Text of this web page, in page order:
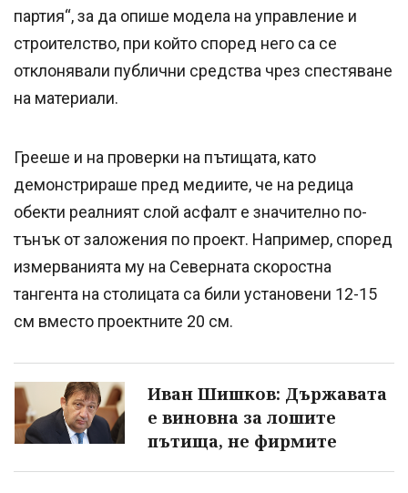
партия“, за да опише модела на управление и
строителство, при който според него са се
отклонявали публични средства чрез спестяване
на материали.
Грееше и на проверки на пътищата, като
демонстрираше пред медиите, че на редица
обекти реалният слой асфалт е значително по-
тънък от заложения по проект. Например, според
измерванията му на Северната скоростна
тангента на столицата са били установени 12-15
см вместо проектните 20 см.
Иван Шишков: Държавата
е виновна за лошите
пътища, не фирмите